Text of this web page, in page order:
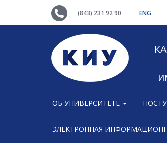
(843) 231 92 90 ENG
ОБ УНИВЕРСИТЕТЕ
ЭЛЕКТРОННАЯ